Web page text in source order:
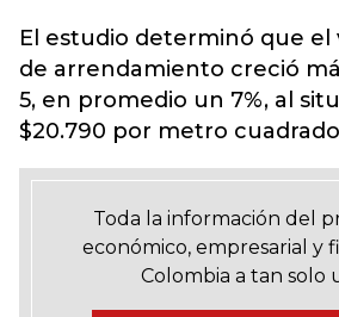
El estudio determinó que el
de arrendamiento creció
5, en promedio un 7%, al
$20.790 por metro
Toda la información del
económico, empresarial y
Colombia a tan solo